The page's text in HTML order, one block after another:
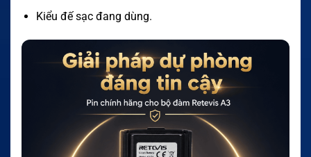
Kiểu đế sạc đang dùng.